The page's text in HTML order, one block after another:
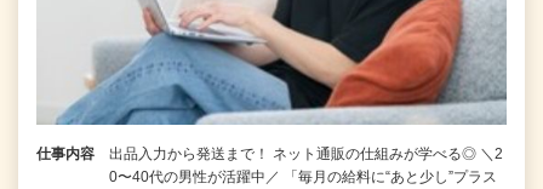
仕事内容
出品入力から発送まで！ ネット通販の仕組みが学べる◎ ＼2
0〜40代の男性が活躍中／ 「毎月の給料に“あと少し”プラス